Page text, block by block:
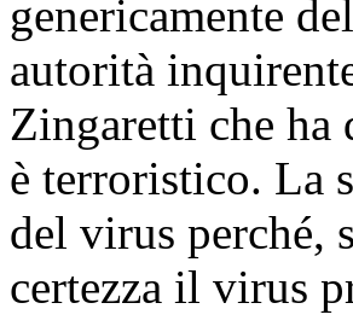
genericamente
autorità
Zingaretti che ha
è terroristico. La
del virus perché,
certezza il virus